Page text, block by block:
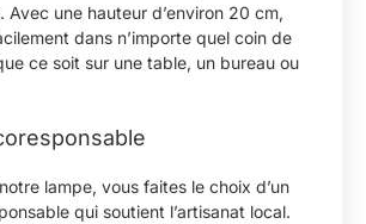
Avec une hauteur d’environ 20 cm,
dans n’importe quel coin de
ce soit sur une table, un bureau ou
lampe, vous faites le choix d’un
qui soutient l’artisanat local.